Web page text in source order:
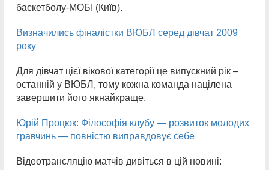
баскетболу-МОБІ (Київ).
Визначились фіналістки ВЮБЛ серед дівчат 2009
року
Для дівчат цієї вікової категорії це випускний рік –
останній у ВЮБЛ, тому кожна команда націлена
завершити його якнайкраще.
Юрій Процюк: Філософія клубу — розвиток молодих
гравчинь — повністю виправдовує себе
Відеотрансляцію матчів дивіться в цій новині: